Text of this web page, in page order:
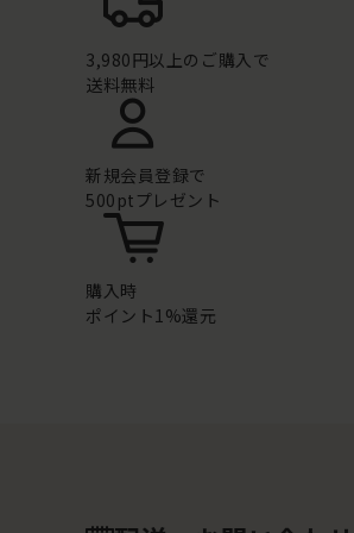
3,980円以上のご購入で
送料無料
新規会員登録で
500ptプレゼント
購入時
ポイント1%還元